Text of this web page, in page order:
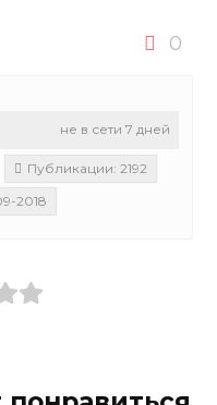
0
не в сети 7 дней
Публикации: 2192
2018